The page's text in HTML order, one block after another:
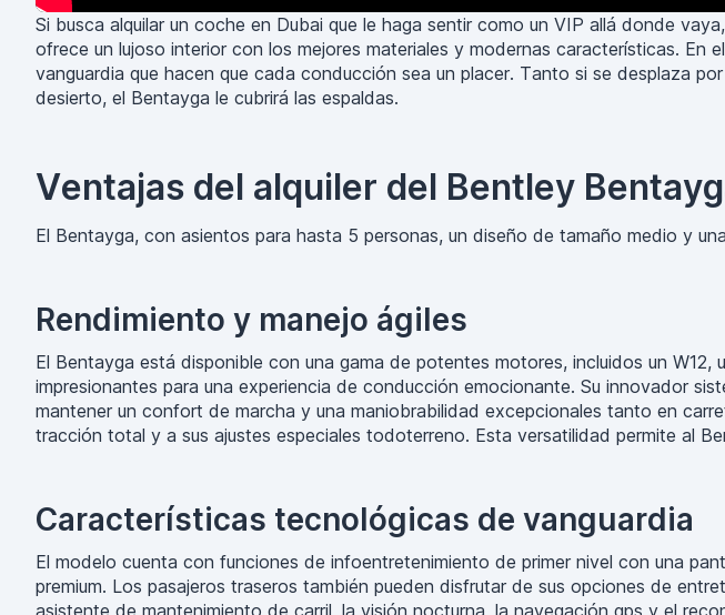
Si busca alquilar un coche en Dubai que le haga sentir como un VIP allá donde
ofrece un lujoso interior con los mejores materiales y modernas características.
vanguardia que hacen que cada conducción sea un placer. Tanto si se desplaza
desierto, el Bentayga le cubrirá las espaldas.
Ventajas del alquiler del Bentley
El Bentayga, con asientos para hasta 5 personas, un diseño de tamaño medio y
Rendimiento y manejo ágiles
El Bentayga está disponible con una gama de potentes motores, incluidos un
impresionantes para una experiencia de conducción emocionante. Su innovador
mantener un confort de marcha y una maniobrabilidad excepcionales tanto en
tracción total y a sus ajustes especiales todoterreno. Esta versatilidad permite al
Características tecnológicas de vanguardia
El modelo cuenta con funciones de infoentretenimiento de primer nivel con una
premium. Los pasajeros traseros también pueden disfrutar de sus opciones de
asistente de mantenimiento de carril, la visión nocturna, la navegación gps y el